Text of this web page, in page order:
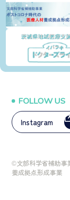
FOLLOW US
Instagram
©文部科学省補助事
養成拠点形成事業